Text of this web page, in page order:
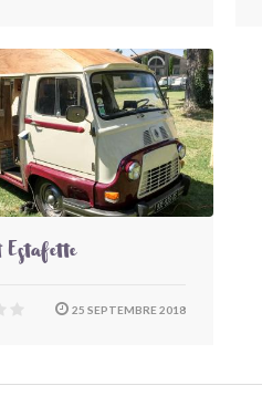
Estafette
25 SEPTEMBRE 2018